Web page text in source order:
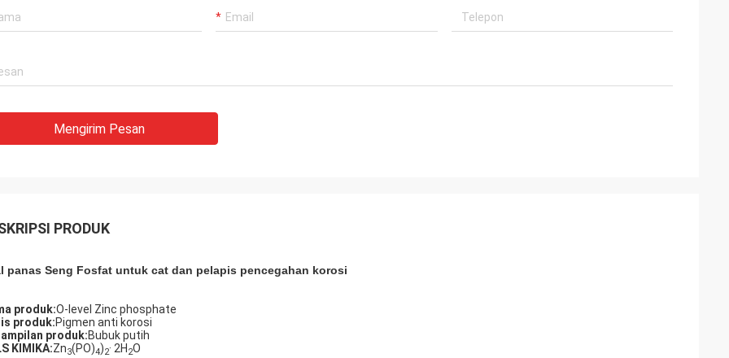
Mengirim Pesan
PRODUK
panas Seng Fosfat untuk cat dan pelapis pencegahan korosi
produk:O-level Zinc phosphate
produk:Pigmen anti korosi
produk:Bubuk putih
KIMIKA:Zn3(PO)4)2· 2H 2O